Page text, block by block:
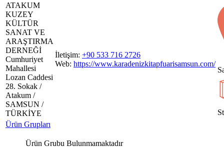
ATAKUM
KUZEY
KÜLTÜR
SANAT VE
ARAŞTIRMA
DERNEĞİ
Cumhuriyet
Mahallesi
Lozan Caddesi
28. Sokak /
Atakum /
SAMSUN /
TÜRKİYE
İletişim: +90 533 716 2726
Web: https://www.karadenizkitapfuarisamsun.com/
Ürün Grupları
Ürün Grubu Bulunmamaktadır